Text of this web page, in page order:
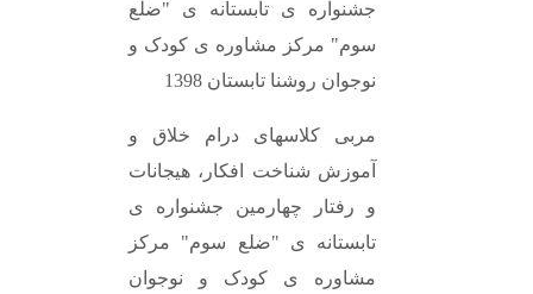
جشنواره ی تابستانه ی "ضلع
سوم" مرکز مشاوره ی کودک و
نوجوان روشنا تابستان 1398
مربی کلاسهای درام خلاق و
آموزش شناخت افکار، هیجانات
و رفتار چهارمین جشنواره ی
تابستانه ی "ضلع سوم" مرکز
مشاوره ی کودک و نوجوان